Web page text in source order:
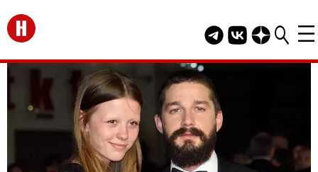
Перейти на главную
Telegram канал
Группа HELLO
Канал